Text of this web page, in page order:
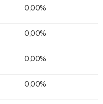
0,00%
0,00%
0,00%
0,00%